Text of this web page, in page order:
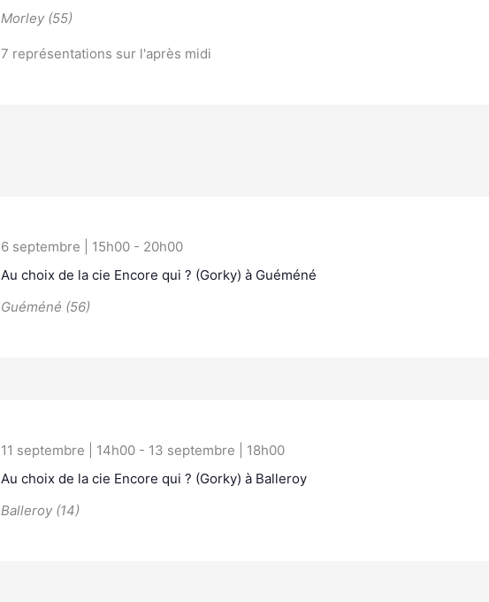
Morley (55)
7 représentations sur l'après midi
Au choix de la cie Encore qui ? (Gorky) à Guéméné
6 septembre | 15h00 - 20h00
Guéméné (56)
Au choix de la cie Encore qui ? (Gorky) à Balleroy
11 septembre | 14h00 - 13 septembre | 18h00
Balleroy (14)